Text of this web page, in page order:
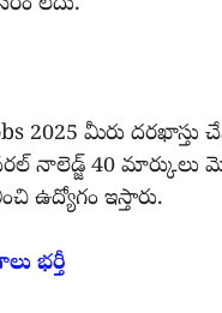
2025 మీరు దరఖాస్తు
నాలెడ్జ్ 40 మార్కులు
ఉద్యోగం ఇస్తారు.
భర్తీ